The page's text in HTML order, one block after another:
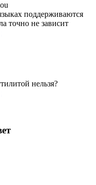
поддерживаются
точно не зависит
нельзя?